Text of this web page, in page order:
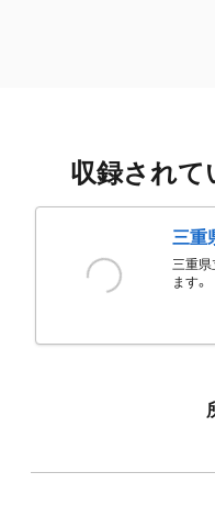
収録されて
三重
三重県
ます。